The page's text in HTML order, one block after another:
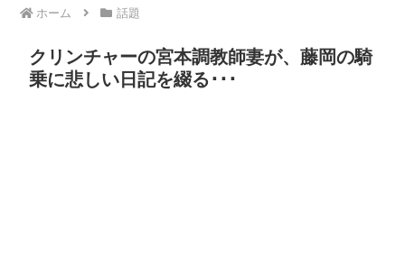
ホーム 話題
クリンチャーの宮本調教師妻が、藤岡の騎
乗に悲しい日記を綴る･･･